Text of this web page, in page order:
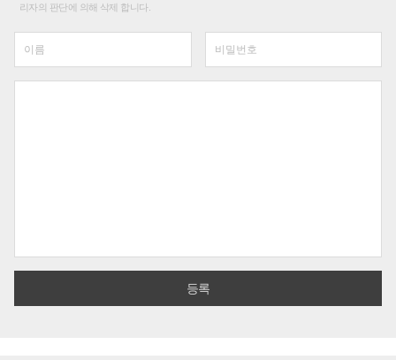
리자의 판단에 의해 삭제 합니다.